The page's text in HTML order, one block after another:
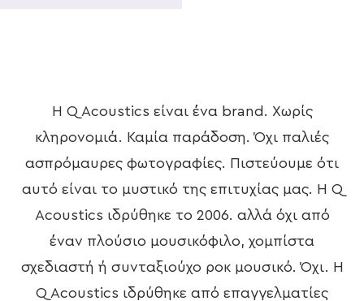
Η Q Acoustics είναι ένα brand. Χωρίς
κληρονομιά. Καμία παράδοση. Όχι παλιές
ασπρόμαυρες φωτογραφίες. Πιστεύουμε ότι
αυτό είναι το μυστικό της επιτυχίας μας. Η Q
Acoustics ιδρύθηκε το 2006. αλλά όχι από
έναν πλούσιο μουσικόφιλο, χομπίστα
σχεδιαστή ή συνταξιούχο ροκ μουσικό. Όχι. Η
Q Acoustics ιδρύθηκε από επαγγελματίες